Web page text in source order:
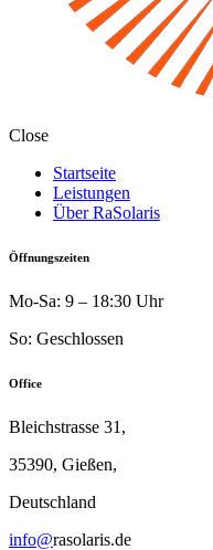
Close
Startseite
Leistungen
Über RaSolaris
Öffnungszeiten
Mo-Sa: 9 – 18:30 Uhr
So: Geschlossen
Office
Bleichstrasse 31,
35390, Gießen,
Deutschland
info@rasolaris.de